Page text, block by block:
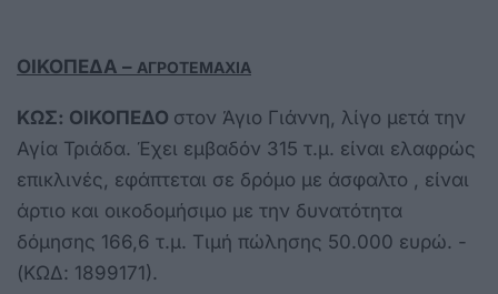
ΟΙΚΟΠΕΔΑ – ΑΓΡΟΤΕΜΑΧΙΑ
ΚΩΣ: ΟΙΚΟΠΕΔΟ στον Άγιο Γιάννη, λίγο μετά την
Αγία Τριάδα. Έχει εμβαδόν 315 τ.μ. είναι ελαφρώς
επικλινές, εφάπτεται σε δρόμο με άσφαλτο , είναι
άρτιο και οικοδομήσιμο με την δυνατότητα
δόμησης 166,6 τ.μ. Τιμή πώλησης 50.000 ευρώ. -
(ΚΩΔ: 1899171).